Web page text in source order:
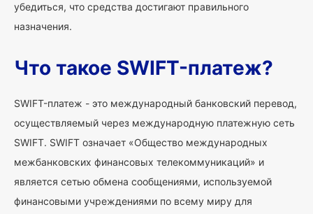
убедиться, что средства достигают правильного
назначения.
Что такое SWIFT-платеж?
SWIFT-платеж - это международный банковский перевод,
осуществляемый через международную платежную сеть
SWIFT. SWIFT означает «Общество международных
межбанковских финансовых телекоммуникаций» и
является сетью обмена сообщениями, используемой
финансовыми учреждениями по всему миру для